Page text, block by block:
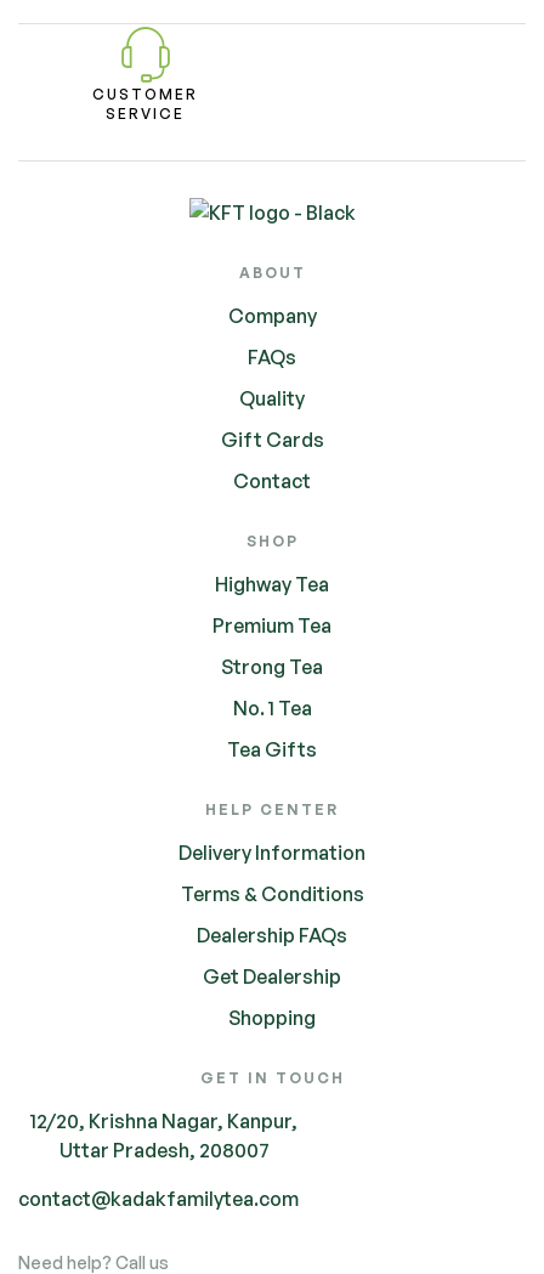
CUSTOMER
SERVICE
ABOUT
Company
FAQs
Quality
Gift Cards
Contact
SHOP
Highway Tea
Premium Tea
Strong Tea
No. 1 Tea
Tea Gifts
HELP CENTER
Delivery Information
Terms & Conditions
Dealership FAQs
Get Dealership
Shopping
GET IN TOUCH
12/20, Krishna Nagar, Kanpur,
Uttar Pradesh, 208007
contact@kadakfamilytea.com
Need help? Call us